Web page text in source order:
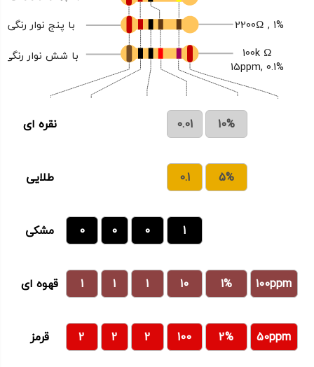
با پنج نوار رنگی
با شش نوار رنگی
2200Ω , 1%
100k Ω
0.1% ,15ppm
نقره ای 0.01 10%
طلایی 0.1 5%
مشکی 0 0 0 1
قهوه ای 1 1 1 10 1% 100ppm
قرمز 2 2 2 100 2% 50ppm